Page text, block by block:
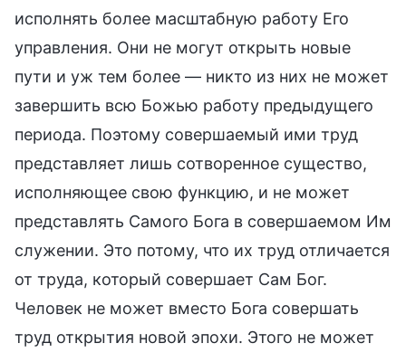
исполнять более масштабную работу Его
управления. Они не могут открыть новые
пути и уж тем более — никто из них не может
завершить всю Божью работу предыдущего
периода. Поэтому совершаемый ими труд
представляет лишь сотворенное существо,
исполняющее свою функцию, и не может
представлять Самого Бога в совершаемом Им
служении. Это потому, что их труд отличается
от труда, который совершает Сам Бог.
Человек не может вместо Бога совершать
труд открытия новой эпохи. Этого не может